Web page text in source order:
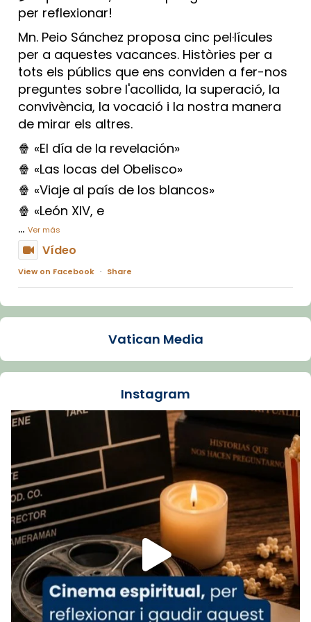
per reflexionar!
Mn. Peio Sánchez proposa cinc pel·lícules
per a aquestes vacances. Històries per a
tots els públics que ens conviden a fer-nos
preguntes sobre l'acollida, la superació, la
convivència, la vocació i la nostra manera
de mirar els altres.
🍿 «El día de la revelación»
🍿 «Las locas del Obelisco»
🍿 «Viaje al país de los blancos»
🍿 «León XIV, e
... Ver más
Vídeo
View on Facebook · Share
Arquebisbat de Barcelona
La Carmina va patir depressió. Fa gairebé
dos mesos, a l'Estadi Lluís Companys, la
Recupera l'entrevista comp
Vatican
tican News 👇
www.vaticannews.va/es/iglesia/news/2026-
07/carmina-historia-depresion-papa-viaje-
espana-testimoni...
Foto
View on Facebook · Share
Arquebisbat de Barcelona
2 weeks ago
Vatican Media
Instagram